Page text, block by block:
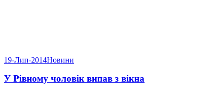
19-Лип-2014Новини
У Рівному чоловік випав з вікна